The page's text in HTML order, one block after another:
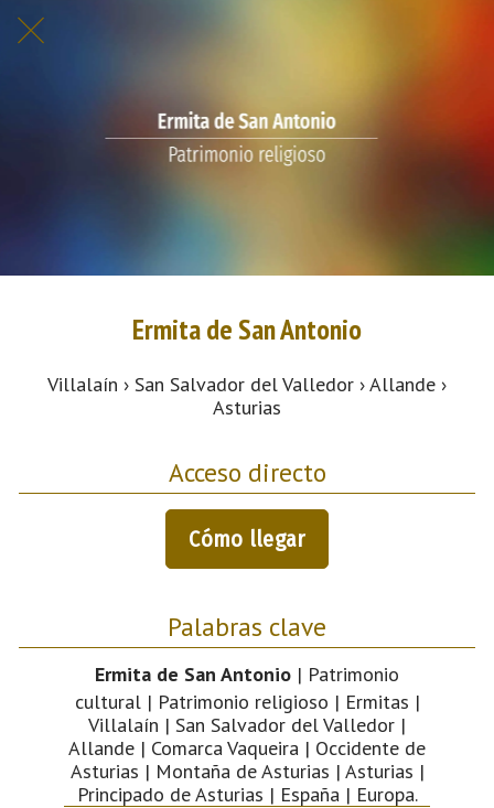
Ermita de San Antonio
Villalaín › San Salvador del Valledor › Allande ›
Asturias
Acceso directo
Cómo llegar
Palabras clave
Ermita de San Antonio | Patrimonio
cultural | Patrimonio religioso | Ermitas |
Villalaín | San Salvador del Valledor |
Allande | Comarca Vaqueira | Occidente de
Asturias | Montaña de Asturias | Asturias |
Principado de Asturias | España | Europa.